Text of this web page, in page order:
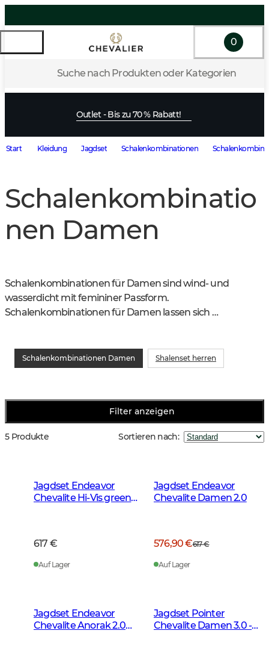
Suche nach Produkten oder Kategorien
0
Outlet - Bis zu 70 % Rabatt!
Start Kleidung Jagdset Schalenkombinationen
Schalenkombinatio
nen Damen
Schalenkombinationen für Damen sind wind- und
wasserdicht mit femininer Passform.
Schalenkombinationen für Damen lassen sich
und Temperatur zu gewährleisten.
Schalenkombinationen Damen Shalenset herren
Filter anzeigen
5 Produkte Sortieren nach:
Jagdset Endeavor
Chevalite Hi-Vis green
617 €
Auf Lager
Jagdset Endeavor
Chevalite Damen 2.0
576,90 €617 €
Auf Lager
Jagdset Endeavor
Chevalite Anorak 2.0
Jagdset Pointer
Chevalite Damen 3.0 -